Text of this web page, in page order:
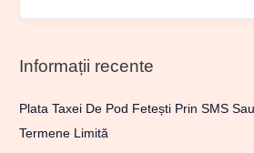
Informații recente
Plata Taxei De Pod Fetești Prin SMS
Termene Limită